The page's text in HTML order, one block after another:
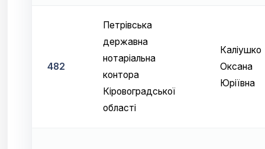
482
Петрівська
державна
нотаріальна
контора
Кіровоградської
області
Каліушко
Оксана
Юріївна